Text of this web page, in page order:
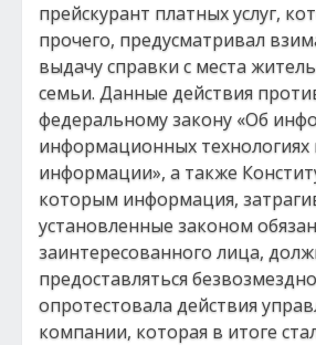
прейскурант платных услуг,
прочего, предусматривал
выдачу справки с места
семьи. Данные действия
федеральному закону «Об
информационных
информации», а также
которым информация,
установленные законом
заинтересованного лица,
предоставляться
опротестовала действия
компании, которая в итоге